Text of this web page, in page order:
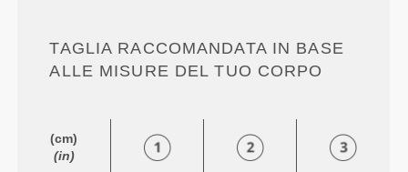
TAGLIA RACCOMANDATA IN BASE
ALLE MISURE DEL TUO CORPO
(cm)
(in)